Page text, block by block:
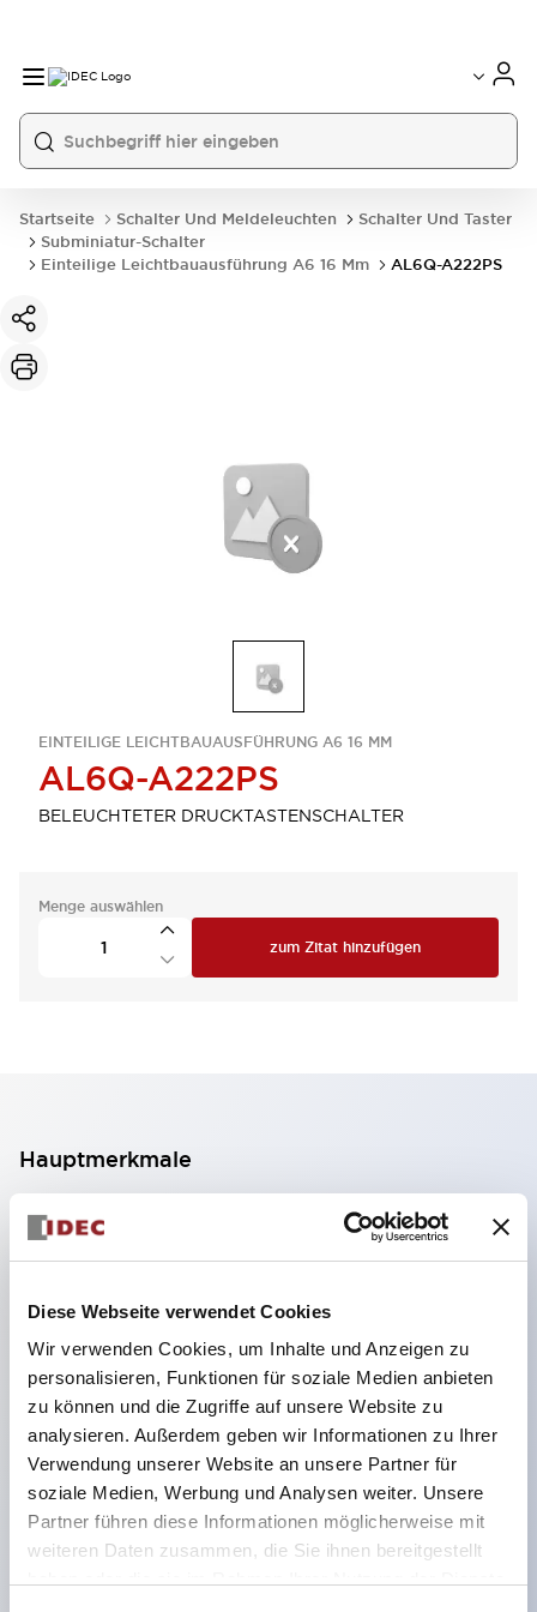
Diese Webseite verwendet Cookies
Wir verwenden Cookies, um Inhalte und Anzeigen zu
personalisieren, Funktionen für soziale Medien anbieten
zu können und die Zugriffe auf unsere Website zu
analysieren. Außerdem geben wir Informationen zu Ihrer
Verwendung unserer Website an unsere Partner für
soziale Medien, Werbung und Analysen weiter. Unsere
Partner führen diese Informationen möglicherweise mit
weiteren Daten zusammen, die Sie ihnen bereitgestellt
Startseite Schalter Und Meldeleuchten
Schalter Und Taster
Subminiatur-Schalter
Einteilige Leichtbauausführung A6 16 Mm
AL6Q-A222PS
EINTEILIGE LEICHTBAUAUSFÜHRUNG A6 16 MM
AL6Q-A222PS
BELEUCHTETER DRUCKTASTENSCHALTER
Menge auswählen
zum Zitat hinzufügen
Hauptmerkmale
Geeignet für ein breites Anwendungsspektrum
von der Konsumelektronik bis zum FA-Bereich
Schutzarten IP40 und IP65 vollständig verfügbar
(IEC 60529)
UL- und CSA-zertifiziert. Entspricht EN (Europa)
Normen. CCC-zertifiziert (außer Anzeigeleuchten).
Mit speziellem Zubehör leicht auf Φ22 Flash-
Silhouette umstellbar